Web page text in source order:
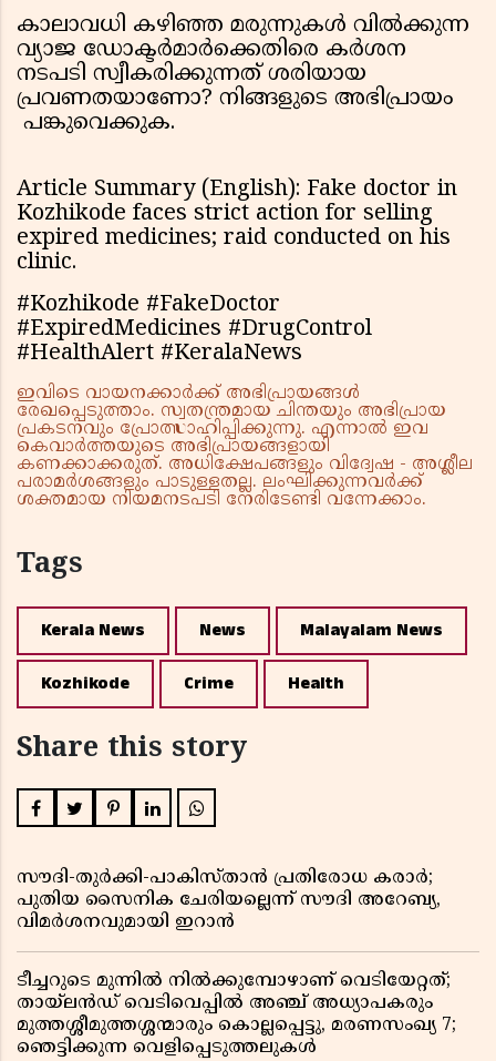
കാലാവധി കഴിഞ്ഞ മരുന്നുകൾ വിൽക്കുന്ന
വ്യാജ ഡോക്ടർമാർക്കെതിരെ കർശന
നടപടി സ്വീകരിക്കുന്നത് ശരിയായ
പ്രവണതയാണോ? നിങ്ങളുടെ അഭിപ്രായം
പങ്കുവെക്കുക.
Article Summary (English): Fake doctor in
Kozhikode faces strict action for selling
expired medicines; raid conducted on his
clinic.
#Kozhikode #FakeDoctor
#ExpiredMedicines #DrugControl
#HealthAlert #KeralaNews
ഇവിടെ വായനക്കാർക്ക് അഭിപ്രായങ്ങൾ
രേഖപ്പെടുത്താം. സ്വതന്ത്രമായ ചിന്തയും അഭിപ്രായ
പ്രകടനവും പ്രോത്സാഹിപ്പിക്കുന്നു. എന്നാൽ ഇവ
കെവാർത്തയുടെ അഭിപ്രായങ്ങളായി
കണക്കാക്കരുത്. അധിക്ഷേപങ്ങളും വിദ്വേഷ - അശ്ലീല
പരാമർശങ്ങളും പാടുള്ളതല്ല. ലംഘിക്കുന്നവർക്ക്
ശക്തമായ നിയമനടപടി നേരിടേണ്ടി വന്നേക്കാം.
Tags
Kerala News News Malayalam News
Kozhikode Crime Health
Share this story
സൗദി-തുർക്കി-പാകിസ്താൻ പ്രതിരോധ കരാർ;
പുതിയ സൈനിക ചേരിയല്ലെന്ന് സൗദി അറേബ്യ,
വിമർശനവുമായി ഇറാൻ
ടീച്ചറുടെ മുന്നിൽ നിൽക്കുമ്പോഴാണ് വെടിയേറ്റത്;
തായ്‌ലൻഡ് വെടിവെപ്പിൽ അഞ്ച് അധ്യാപകരും
മുത്തശ്ശീമുത്തശ്ശന്മാരും കൊല്ലപ്പെട്ടു, മരണസംഖ്യ 7;
ഞെട്ടിക്കുന്ന വെളിപ്പെടുത്തലുകൾ